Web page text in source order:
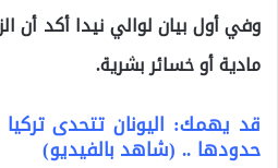
وفي أول بيان لوالي نيدا أكد أن
مادية أو خسائر بشرية.
قد يهمك: اليونان تتحدى
حدودها .. (شاهد بالفيديو)